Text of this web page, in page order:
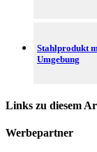
Stahlprodukt
Umgebung
Links zu diesem
Werbepartner